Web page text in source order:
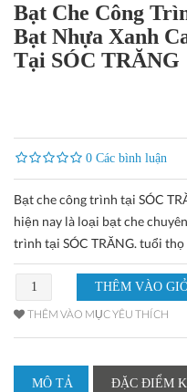
Bạt Che Công
Bạt Nhựa Xanh
Tại SÓC TRĂNG
0 Các bình luận
Bạt che công trình tại SÓC
hiện nay là loại bạt che
trình tại SÓC TRĂNG. tuổi thọ
THÊM VÀO MỤC YÊU THÍCH
MÔ TẢ ĐẶC ĐIỂM